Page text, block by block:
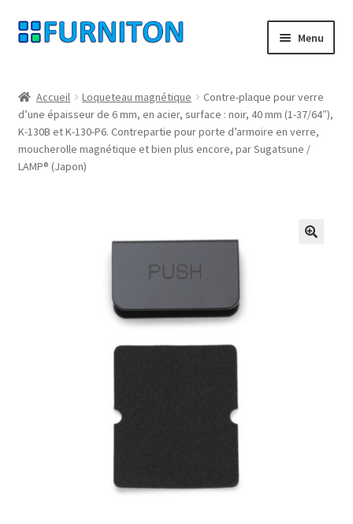
Aller
à
navigation
Aller
au
Menu
Nos partenaires
Protection des données
CONDITIONS GÉNÉRALES DE VENTE
Accueil Loqueteau magnétique
Contre-plaque pour verre
d’une épaisseur de 6 mm, en acier, surface : noir, 40 mm (1-37/64″),
K-130B et K-130-P6. Contrepartie pour porte d’armoire en verre,
moucherolle magnétique et bien plus encore, par Sugatsune /
LAMP® (Japon)